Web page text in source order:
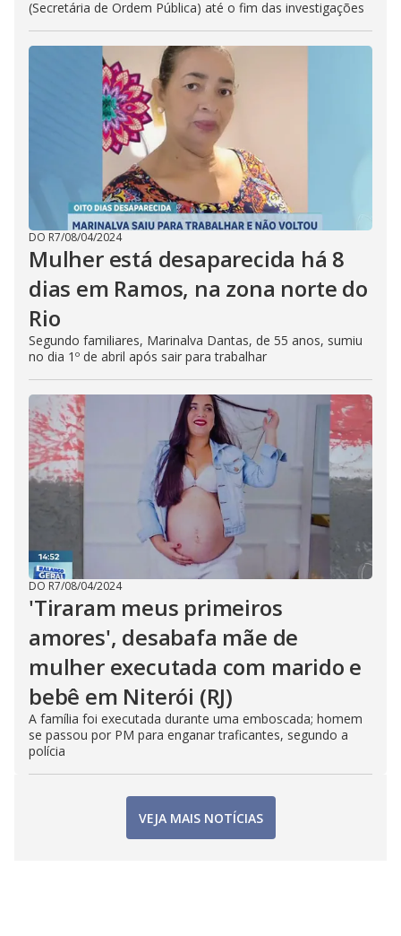
(Secretária de Ordem Pública) até o fim das investigações
DO R7/08/04/2024
Mulher está desaparecida há 8
dias em Ramos, na zona norte do
Rio
Segundo familiares, Marinalva Dantas, de 55 anos, sumiu
no dia 1º de abril após sair para trabalhar
DO R7/08/04/2024
'Tiraram meus primeiros
amores', desabafa mãe de
mulher executada com marido e
bebê em Niterói (RJ)
A família foi executada durante uma emboscada; homem
se passou por PM para enganar traficantes, segundo a
polícia
VEJA MAIS NOTÍCIAS